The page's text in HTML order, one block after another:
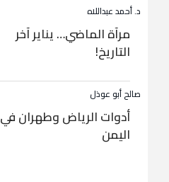
د. أحمد عبداللاه
مرآة الماضي… يناير آخر
التاريخ!
صالح أبو عوذل
أدوات الرياض وطهران في
اليمن